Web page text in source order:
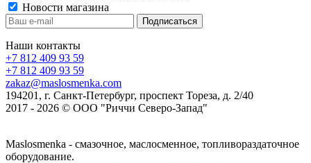
Новости магазина
Наши контакты
+7 812 409 93 59
+7 812 409 93 59
zakaz@maslosmenka.com
194201, г. Санкт-Петербург, проспект Тореза, д. 2/40
2017 - 2026 © ООО "Риччи Северо-Запад"
Maslosmenka - смазочное, маслосменное, топливораздаточное
оборудование.